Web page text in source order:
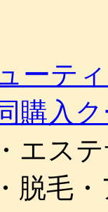
ーテ
購入
エス
脱毛